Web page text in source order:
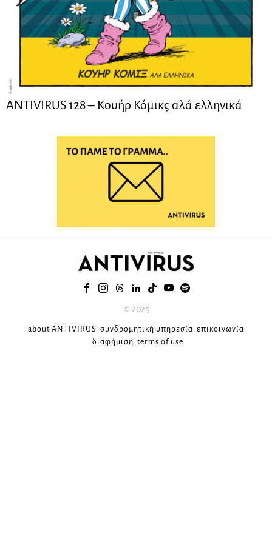
ANTIVIRUS 128 – Kουήρ Κόμικς αλά ελληνικά
© 2025
about ANTIVIRUS συνδρομητική υπηρεσία επικοινωνία
διαφήμιση terms of use